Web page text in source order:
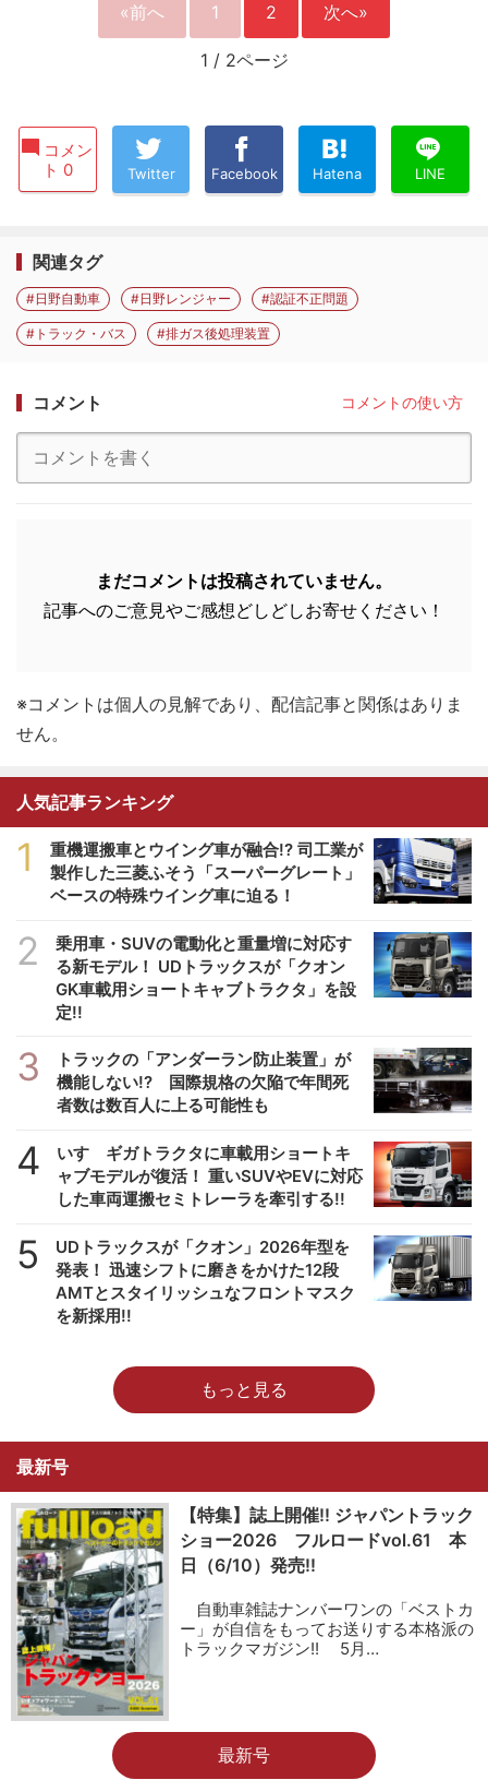
«前へ 1 2 次へ»
1 / 2ページ
コメン
ト 0
Twitter Facebook Hatena LINE
関連タグ
#日野自動車 #日野レンジャー #認証不正問題
#トラック・バス #排ガス後処理装置
コメント コメントの使い方
まだコメントは投稿されていません。
記事へのご意見やご感想どしどしお寄せください！
※コメントは個人の見解であり、配信記事と関係はありま
せん。
人気記事ランキング
1
重機運搬車とウイング車が融合!? 司工業が
製作した三菱ふそう「スーパーグレート」
ベースの特殊ウイング車に迫る！
2
乗用車・SUVの電動化と重量増に対応す
る新モデル！ UDトラックスが「クオン
GK車載用ショートキャブトラクタ」を設
定!!
3
トラックの「アンダーラン防止装置」が
機能しない!? 国際規格の欠陥で年間死
者数は数百人に上る可能性も
4
いすゞギガトラクタに車載用ショートキ
ャブモデルが復活！ 重いSUVやEVに対応
した車両運搬セミトレーラを牽引する!!
5
UDトラックスが「クオン」2026年型を
発表！ 迅速シフトに磨きをかけた12段
AMTとスタイリッシュなフロントマスク
を新採用!!
もっと見る
最新号
【特集】誌上開催!! ジャパントラック
ショー2026 フルロードvol.61 本
日（6/10）発売!!
自動車雑誌ナンバーワンの「ベストカ
ー」が自信をもってお送りする本格派の
トラックマガジン!! 5月…
最新号